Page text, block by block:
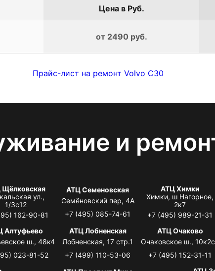
Цена в Руб.
от 2490 руб.
Прайс-лист на ремонт Volvo C30
и
ул.,
1/3с12
162-90-81
АТЦ Семеновская
Семёновский пер, 4А
+7 (495) 085-74-61
АТЦ Химки
Химки, ш Нагорное,
2к7
+7 (495) 989-21-31
Алтуфьево
ш., 48к4
023-81-52
АТЦ Лобненская
Лобненская, 17 стр.1
+7 (499) 110-53-06
АТЦ Очаково
Очаковское ш.,
+7 (495) 152-31-11